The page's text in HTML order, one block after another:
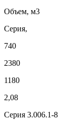
Объем, м3
Серия,
740
2380
1180
2,08
Серия 3.006.1-8